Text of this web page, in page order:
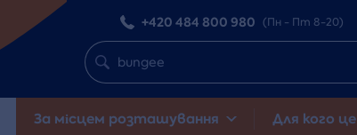
+420 484 800 980 (Пн - Пт 8-20)
За місцем розташування Для кого це